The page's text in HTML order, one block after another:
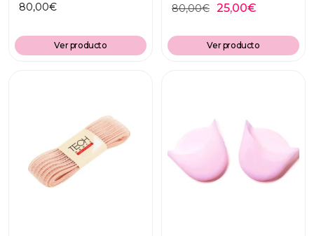
80,00€
Ver producto
80,00€ 25,00€
Ver producto